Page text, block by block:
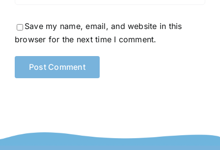
Save my name, email, and website in this
browser for the next time I comment.